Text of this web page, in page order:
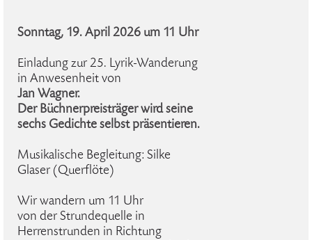
Sonntag, 19. April 2026 um 11 Uhr
Einladung zur 25. Lyrik-Wanderung
in Anwesenheit von
Jan Wagner.
Der Büchnerpreisträger wird seine
sechs Gedichte selbst präsentieren.
Musikalische Begleitung: Silke
Glaser (Querflöte)
Wir wandern um 11 Uhr
von der Strundequelle in
Herrenstrunden in Richtung